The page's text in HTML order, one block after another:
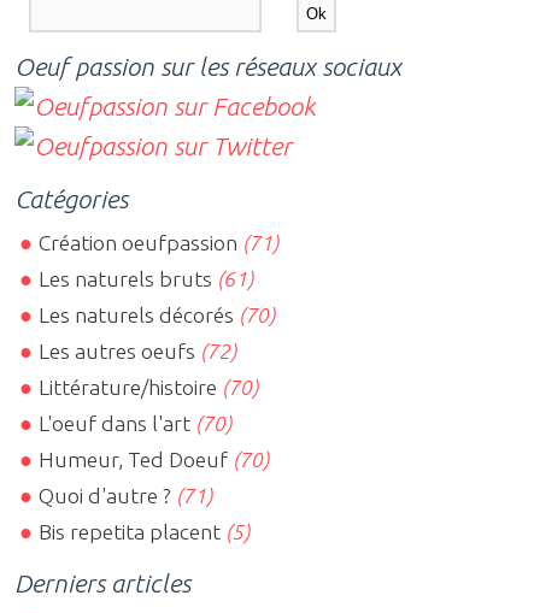
Oeuf passion sur les réseaux sociaux
Catégories
Création oeufpassion (71)
Les naturels bruts (61)
Les naturels décorés (70)
Les autres oeufs (72)
Littérature/histoire (70)
L'oeuf dans l'art (70)
Humeur, Ted Doeuf (70)
Quoi d'autre ? (71)
Bis repetita placent (5)
Derniers articles